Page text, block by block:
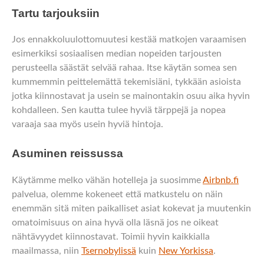
Tartu tarjouksiin
Jos ennakkoluulottomuutesi kestää matkojen varaamisen
esimerkiksi sosiaalisen median nopeiden tarjousten
perusteella säästät selvää rahaa. Itse käytän somea sen
kummemmin peittelemättä tekemisiäni, tykkään asioista
jotka kiinnostavat ja usein se mainontakin osuu aika hyvin
kohdalleen. Sen kautta tulee hyviä tärppejä ja nopea
varaaja saa myös usein hyviä hintoja.
Asuminen reissussa
Käytämme melko vähän hotelleja ja suosimmeAirbnb.fi
palvelua, olemme kokeneet että matkustelu on näin
enemmän sitä miten paikalliset asiat kokevat ja muutenkin
omatoimisuus on aina hyvä olla läsnä jos ne oikeat
nähtävyydet kiinnostavat. Toimii hyvin kaikkialla
maailmassa, niin Tsernobylissä kuin New Yorkissa.